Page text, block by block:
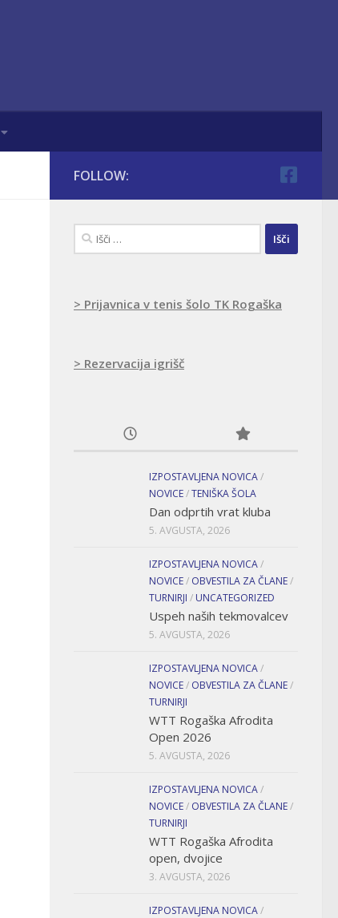
FOLLOW:
Išči:
> Prijavnica v tenis šolo TK Rogaška
> Rezervacija igrišč
IZPOSTAVLJENA NOVICA/
NOVICE/TENIŠKA ŠOLA
Dan odprtih vrat kluba
5. AVGUSTA, 2026
IZPOSTAVLJENA NOVICA/
NOVICE/ OBVESTILA ZA ČLANE/
TURNIRJI / UNCATEGORIZED
Uspeh naših tekmovalcev
5. AVGUSTA, 2026
IZPOSTAVLJENA NOVICA/
NOVICE/ OBVESTILA ZA ČLANE/
TURNIRJI
WTT Rogaška Afrodita
Open 2026
5. AVGUSTA, 2026
IZPOSTAVLJENA NOVICA/
NOVICE/ OBVESTILA ZA ČLANE/
TURNIRJI
WTT Rogaška Afrodita
open, dvojice
3. AVGUSTA, 2026
IZPOSTAVLJENA NOVICA/